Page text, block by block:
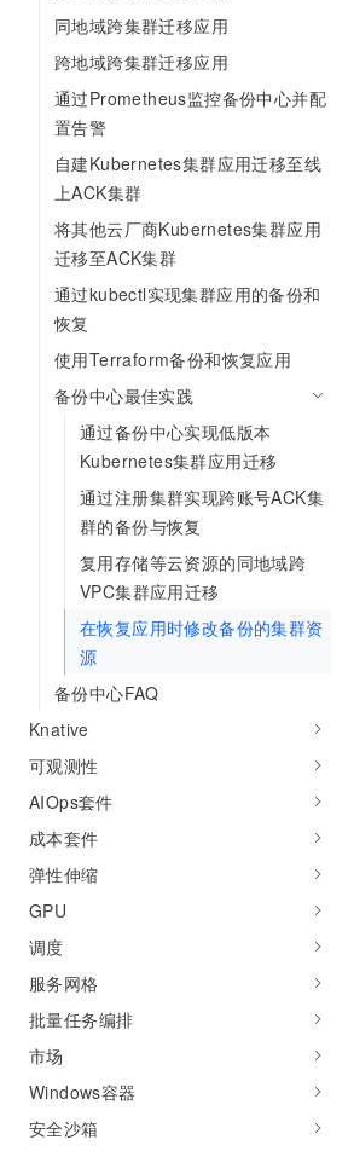
同地域跨集群迁移应用
跨地域跨集群迁移应用
通过Prometheus监控备份中心并配
置告警
自建Kubernetes集群应用迁移至线
上ACK集群
将其他云厂商Kubernetes集群应用
迁移至ACK集群
通过kubectl实现集群应用的备份和
恢复
使用Terraform备份和恢复应用
备份中心最佳实践
通过备份中心实现低版本
Kubernetes集群应用迁移
通过注册集群实现跨账号ACK集
群的备份与恢复
复用存储等云资源的同地域跨
VPC集群应用迁移
在恢复应用时修改备份的集群资
源
备份中心FAQ
Knative
可观测性
AIOps套件
成本套件
弹性伸缩
GPU
调度
服务网格
批量任务编排
市场
Windows容器
安全沙箱
迁移与运维管理
专有云